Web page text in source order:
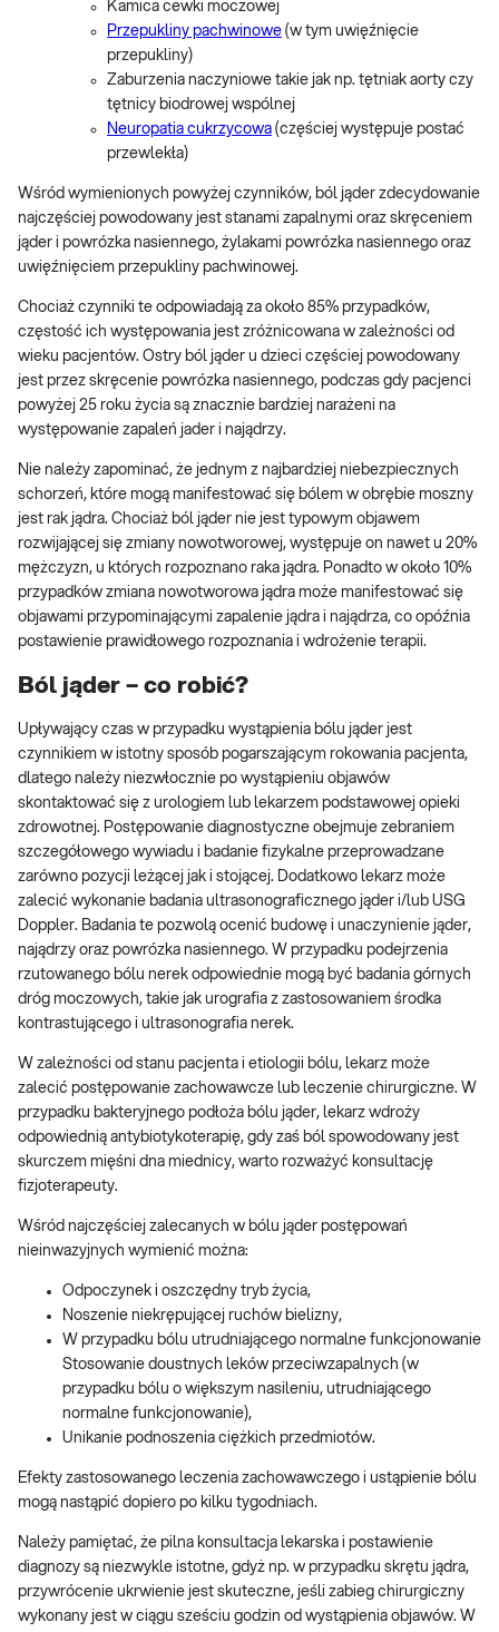
Kamica cewki moczowej
Przepukliny pachwinowe (w tym uwięźnięcie
przepukliny)
Zaburzenia naczyniowe takie jak np. tętniak aorty czy
tętnicy biodrowej wspólnej
Neuropatia cukrzycowa (częściej występuje postać
przewlekła)
Wśród wymienionych powyżej czynników, ból jąder zdecydowanie
najczęściej powodowany jest stanami zapalnymi oraz skręceniem
jąder i powrózka nasiennego, żylakami powrózka nasiennego oraz
uwięźnięciem przepukliny pachwinowej.
Chociaż czynniki te odpowiadają za około 85% przypadków,
częstość ich występowania jest zróżnicowana w zależności od
wieku pacjentów. Ostry ból jąder u dzieci częściej powodowany
jest przez skręcenie powrózka nasiennego, podczas gdy pacjenci
powyżej 25 roku życia są znacznie bardziej narażeni na
występowanie zapaleń jader i najądrzy.
Nie należy zapominać, że jednym z najbardziej niebezpiecznych
schorzeń, które mogą manifestować się bólem w obrębie moszny
jest rak jądra. Chociaż ból jąder nie jest typowym objawem
rozwijającej się zmiany nowotworowej, występuje on nawet u 20%
mężczyzn, u których rozpoznano raka jądra. Ponadto w około 10%
przypadków zmiana nowotworowa jądra może manifestować się
objawami przypominającymi zapalenie jądra i najądrza, co opóźnia
postawienie prawidłowego rozpoznania i wdrożenie terapii.
Ból jąder – co robić?
Upływający czas w przypadku wystąpienia bólu jąder jest
czynnikiem w istotny sposób pogarszającym rokowania pacjenta,
dlatego należy niezwłocznie po wystąpieniu objawów
skontaktować się z urologiem lub lekarzem podstawowej opieki
zdrowotnej. Postępowanie diagnostyczne obejmuje zebraniem
szczegółowego wywiadu i badanie fizykalne przeprowadzane
zarówno pozycji leżącej jak i stojącej. Dodatkowo lekarz może
zalecić wykonanie badania ultrasonograficznego jąder i/lub USG
Doppler. Badania te pozwolą ocenić budowę i unaczynienie jąder,
najądrzy oraz powrózka nasiennego. W przypadku podejrzenia
rzutowanego bólu nerek odpowiednie mogą być badania górnych
dróg moczowych, takie jak urografia z zastosowaniem środka
kontrastującego i ultrasonografia nerek.
W zależności od stanu pacjenta i etiologii bólu, lekarz może
zalecić postępowanie zachowawcze lub leczenie chirurgiczne. W
przypadku bakteryjnego podłoża bólu jąder, lekarz wdroży
odpowiednią antybiotykoterapię, gdy zaś ból spowodowany jest
skurczem mięśni dna miednicy, warto rozważyć konsultację
fizjoterapeuty.
Wśród najczęściej zalecanych w bólu jąder postępowań
nieinwazyjnych wymienić można:
Odpoczynek i oszczędny tryb życia,
Noszenie niekrępującej ruchów bielizny,
W przypadku bólu utrudniającego normalne funkcjonowanie
Stosowanie doustnych leków przeciwzapalnych (w
przypadku bólu o większym nasileniu, utrudniającego
normalne funkcjonowanie),
Unikanie podnoszenia ciężkich przedmiotów.
Efekty zastosowanego leczenia zachowawczego i ustąpienie bólu
mogą nastąpić dopiero po kilku tygodniach.
Należy pamiętać, że pilna konsultacja lekarska i postawienie
diagnozy są niezwykle istotne, gdyż np. w przypadku skrętu jądra,
przywrócenie ukrwienie jest skuteczne, jeśli zabieg chirurgiczny
wykonany jest w ciągu sześciu godzin od wystąpienia objawów. W